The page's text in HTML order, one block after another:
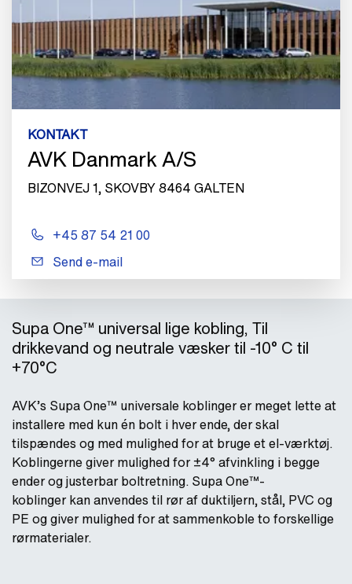
KONTAKT
AVK Danmark A/S
BIZONVEJ 1, SKOVBY 8464 GALTEN
+45 87 54 21 00
Send e-mail
Supa One™ universal lige kobling, Til
drikkevand og neutrale væsker til -10° C til
+70°C
AVK’s Supa One™ universale koblinger er meget lette at
installere med kun én bolt i hver ende, der skal
tilspændes og med mulighed for at bruge et el-værktøj.
Koblingerne giver mulighed for ±4° afvinkling i begge
ender og justerbar boltretning. Supa One™-
koblinger kan anvendes til rør af duktiljern, stål, PVC og
PE og giver mulighed for at sammenkoble to forskellige
rørmaterialer.